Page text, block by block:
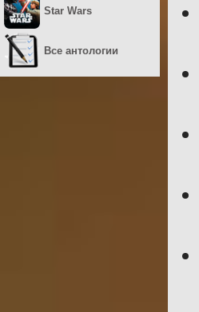
Star Wars
Все антологии